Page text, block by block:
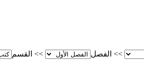
>> الفصل >> القسم